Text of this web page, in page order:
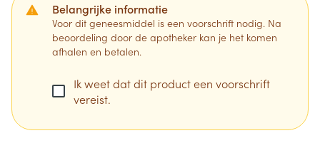
Belangrijke informatie
Voor dit geneesmiddel is een voorschrift nodig. Na
beoordeling door de apotheker kan je het komen
afhalen en betalen.
Ik weet dat dit product een voorschrift
vereist.